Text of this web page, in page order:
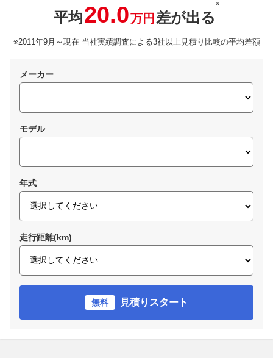
平均20.0万円 差が出る
※
※2011年9月～現在 当社実績調査による3社以上見積り比較の平均差額
メーカー
モデル
年式
走行距離(km)
無料 見積りスタート